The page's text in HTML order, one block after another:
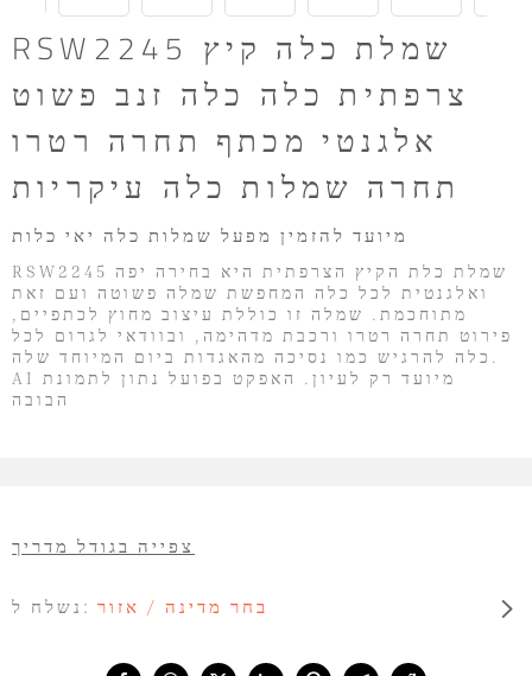
RSW2245 שמלת כלה קיץ
צרפתית כלה כלה זנב פשוט
אלגנטי מכתף תחרה רטרו
תחרה שמלות כלה עיקריות
מיועד להזמין מפעל שמלות כלה יאי כלות
RSW2245 שמלת כלת הקיץ הצרפתית היא בחירה יפה
ואלגנטית לכל כלה המחפשת שמלה פשוטה ועם זאת
מתוחכמת. שמלה זו כוללת עיצוב מחוץ לכתפיים,
פירוט תחרה רטרו ורכבת מדהימה, ובוודאי לגרום לכל
כלה להרגיש כמו נסיכה מהאגדות ביום המיוחד שלה.
AI מיועד רק לעיון. האפקט בפועל נתון לתמונת
הבובה
נשלח ל: בחר מדינה / אזור
צפייה בגודל מדריך